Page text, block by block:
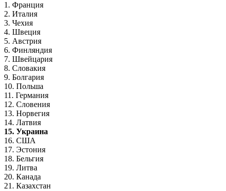
1. Франция
2. Италия
3. Чехия
4. Швеция
5. Австрия
6. Финляндия
7. Швейцария
8. Словакия
9. Болгария
10. Польша
11. Германия
12. Словения
13. Норвегия
14. Латвия
15. Украина
16. США
17. Эстония
18. Бельгия
19. Литва
20. Канада
21. Казахстан